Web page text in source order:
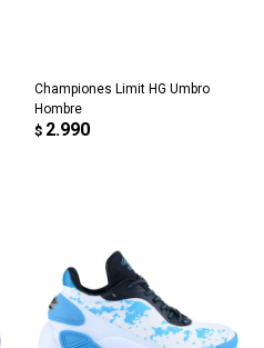
Championes Limit HG Umbro
Hombre
$ 2.990